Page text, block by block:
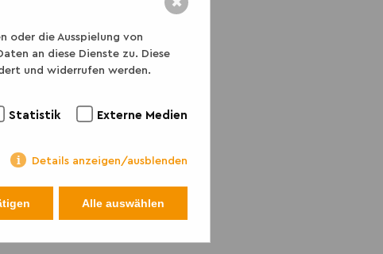
oder die Ausspielung von
an diese Dienste zu. Diese
und widerrufen werden.
Statistik Externe Medien
Details anzeigen/ausblenden
Alle auswählen